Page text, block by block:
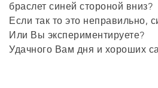
браслет синей стороной вниз?
Если так то это неправильно,
Или Вы экспериментируете?
Удачного Вам дня и хороших